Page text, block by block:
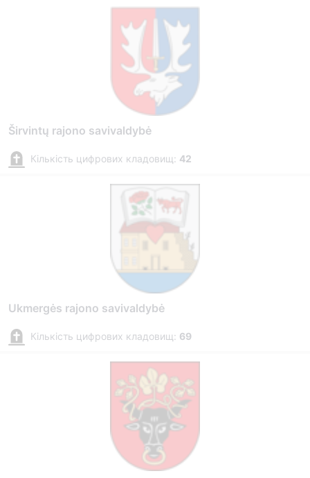
Širvintų rajono savivaldybė
Кількість цифрових кладовищ: 42
Ukmergės rajono savivaldybė
Кількість цифрових кладовищ: 69